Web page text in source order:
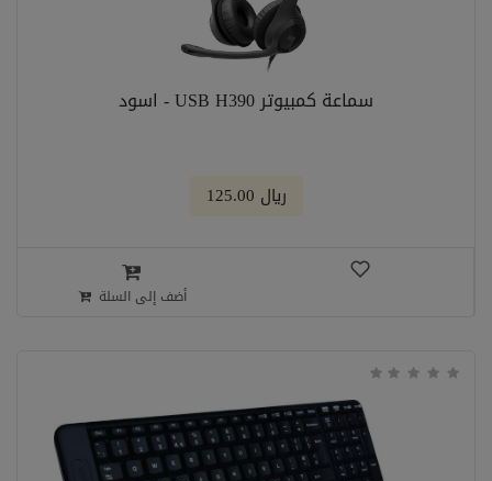
سماعة كمبيوتر USB H390 - اسود
﷼ 125.00
أضف إلى السلة